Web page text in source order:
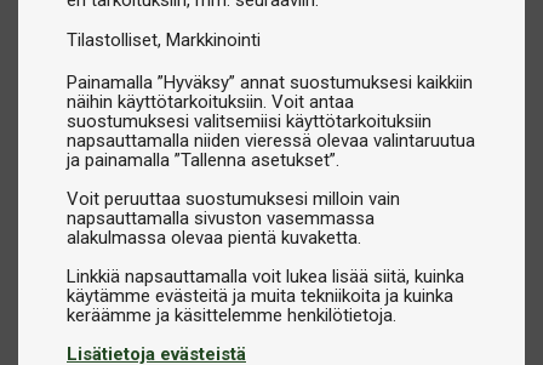
Tilastolliset Markkinointi
Painamalla ”Hyväksy” annat suostumuksesi kaikkiin
näihin käyttötarkoituksiin. Voit antaa
suostumuksesi valitsemiisi käyttötarkoituksiin
napsauttamalla niiden vieressä olevaa valintaruutua
ja painamalla ”Tallenna asetukset”.
Voit peruuttaa suostumuksesi milloin vain
napsauttamalla sivuston vasemmassa
alakulmassa olevaa pientä kuvaketta.
Linkkiä napsauttamalla voit lukea lisää siitä, kuinka
käytämme evästeitä ja muita tekniikoita ja kuinka
Lisätietoja evästeistä